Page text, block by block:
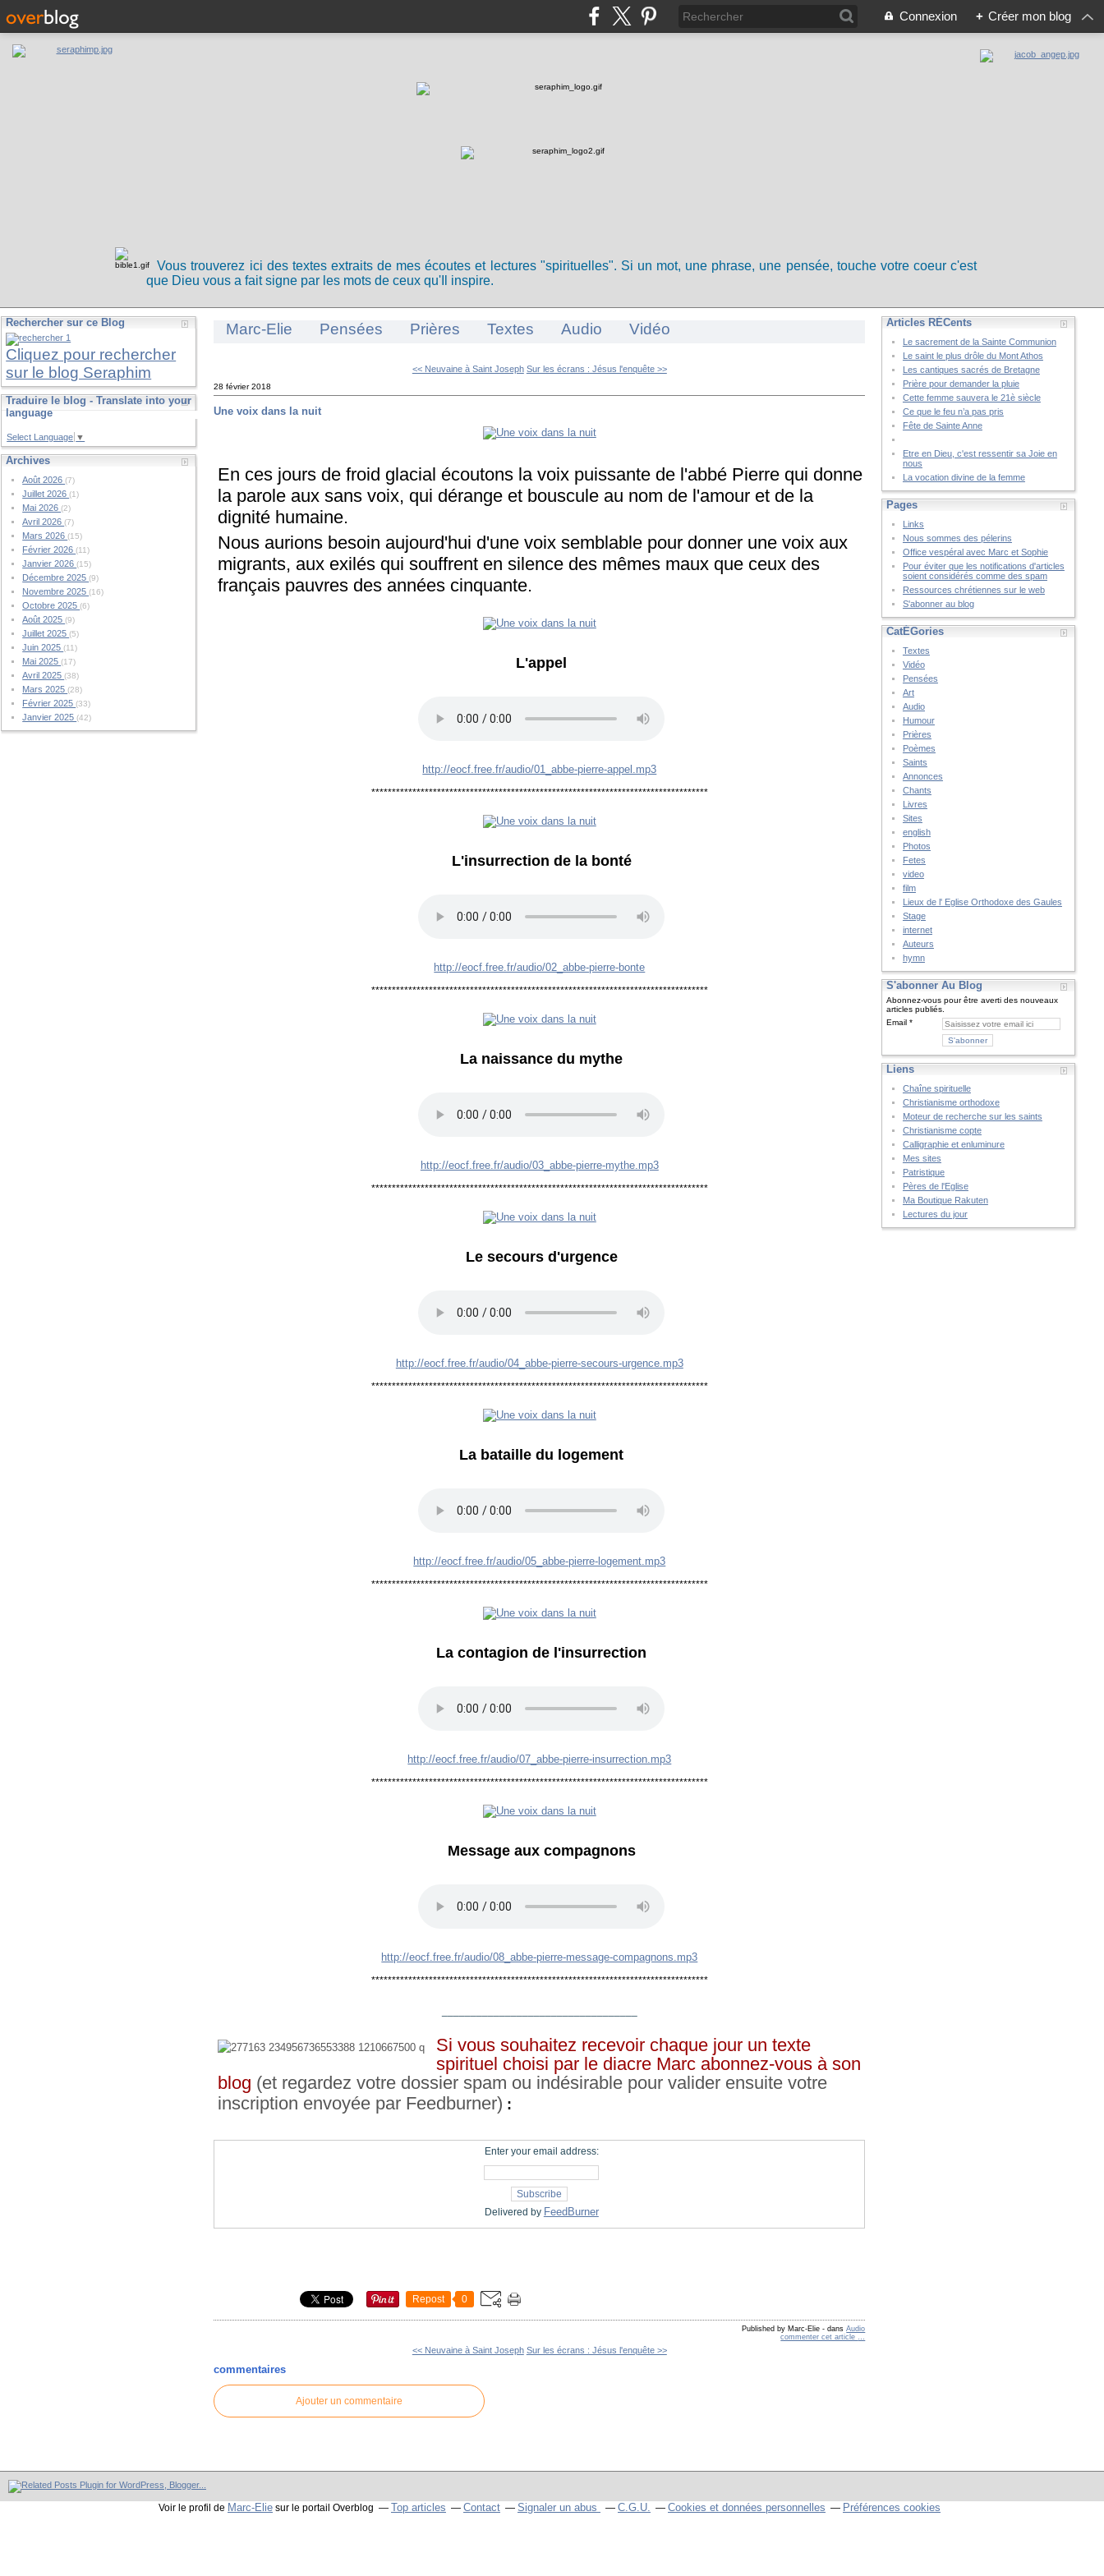
Connexion + Créer mon blog
Vous trouverez ici des textes extraits de mes écoutes et lectures "spirituelles". Si un mot, une phrase, une pensée, touche votre coeur c'est
que Dieu vous a fait signe par les mots de ceux qu'Il inspire.
Rechercher sur ce Blog
Cliquez pour rechercher
sur le blog Seraphim
Traduire le blog - Translate into your
language
Select Language ▼
Archives
Août 2026(7)
Juillet 2026(1)
Mai 2026(2)
Avril 2026(7)
Mars 2026(15)
Février 2026(11)
Janvier 2026(15)
Décembre 2025(9)
Novembre 2025(16)
Octobre 2025(6)
Août 2025(9)
Juillet 2025(5)
Juin 2025(11)
Mai 2025(17)
Avril 2025(38)
Mars 2025(28)
Février 2025(33)
Janvier 2025(42)
Marc-Elie Pensées Prières Textes Audio Vidéo
<< Neuvaine à Saint Joseph Sur les écrans : Jésus l'enquête >>
28 février 2018
Une voix dans la nuit
En ces jours de froid glacial écoutons la voix puissante de l'abbé Pierre qui donne
la parole aux sans voix, qui dérange et bouscule au nom de l'amour et de la
dignité humaine.
Nous aurions besoin aujourd'hui d'une voix semblable pour donner une voix aux
migrants, aux exilés qui souffrent en silence des mêmes maux que ceux des
français pauvres des années cinquante.
L'appel
http://eocf.free.fr/audio/01_abbe-pierre-appel.mp3
**********************************************************************************
L'insurrection de la bonté
http://eocf.free.fr/audio/02_abbe-pierre-bonte
**********************************************************************************
La naissance du mythe
http://eocf.free.fr/audio/03_abbe-pierre-mythe.mp3
**********************************************************************************
Le secours d'urgence
http://eocf.free.fr/audio/04_abbe-pierre-secours-urgence.mp3
**********************************************************************************
La bataille du logement
http://eocf.free.fr/audio/05_abbe-pierre-logement.mp3
**********************************************************************************
La contagion de l'insurrection
http://eocf.free.fr/audio/07_abbe-pierre-insurrection.mp3
**********************************************************************************
Message aux compagnons
http://eocf.free.fr/audio/08_abbe-pierre-message-compagnons.mp3
**********************************************************************************
Si vous souhaitez recevoir chaque jour un texte
spirituel choisi par le diacre Marc abonnez-vous à son
blog (et regardez votre dossier spam ou indésirable pour valider ensuite votre
inscription envoyée par Feedburner) :
Enter your email address:
Delivered by FeedBurner
Repost 0
Published by Marc-Elie - dansAudio
commenter cet article
<< Neuvaine à Saint Joseph Sur les écrans : Jésus l'enquête >>
commentaires
Ajouter un commentaire
Articles RÉCents
Le sacrement de la Sainte Communion
Le saint le plus drôle du Mont Athos
Les cantiques sacrés de Bretagne
Prière pour demander la pluie
Cette femme sauvera le 21è siècle
Ce que le feu n’a pas pris
Fête de Sainte Anne
Etre en Dieu, c'est ressentir sa Joie en
nous
La vocation divine de la femme
Pages
Links
Nous sommes des pélerins
Office vespéral avec Marc et Sophie
Pour éviter que les notifications d'articles
soient considérés comme des spam
Ressources chrétiennes sur le web
S'abonner au blog
CatÉGories
Textes
Vidéo
Pensées
Art
Audio
Humour
Prières
Poèmes
Saints
Annonces
Chants
Livres
Sites
english
Photos
Fetes
video
film
Lieux de l' Eglise Orthodoxe des Gaules
Stage
internet
Auteurs
hymn
S'abonner Au Blog
Abonnez-vous pour être averti des nouveaux
articles publiés.
Email
Liens
Chaîne spirituelle
Christianisme orthodoxe
Moteur de recherche sur les saints
Christianisme copte
Calligraphie et enluminure
Mes sites
Patristique
Pères de l'Eglise
Ma Boutique Rakuten
Lectures du jour
Voir le profil de Marc-Elie sur le portail Overblog Top articles Contact Signaler un abus C.G.U. Cookies et données personnelles Préférences cookies